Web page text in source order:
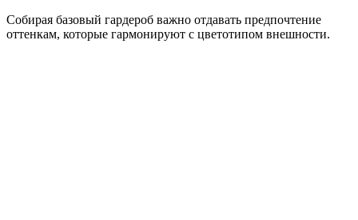
Собирая базовый гардероб важно отдавать предпочтение
оттенкам, которые гармонируют с цветотипом внешности.